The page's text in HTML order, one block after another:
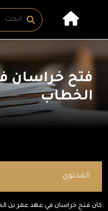
فتح خراسان
الخطاب
المحتوى
كان فتح خراسان في عهد عمر بن